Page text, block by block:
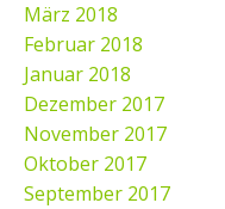
März 2018
Februar 2018
Januar 2018
Dezember 2017
November 2017
Oktober 2017
September 2017